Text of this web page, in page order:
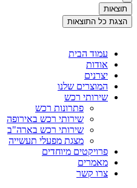
תוצאות
הצגת כל התוצאות
עמוד הבית
אודות
יצרנים
המוצרים שלנו
שירותי רכש
פתרונות רכש
שירותי רכש באירופה
שירותי רכש בארה"ב
מצגת מפעלי תעשייה
פרויקטים מיוחדים
מאמרים
צרו קשר